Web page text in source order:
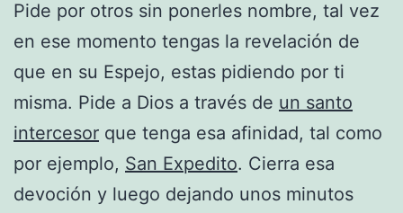
Pide por otros sin ponerles nombre, tal vez
en ese momento tengas la revelación de
que en su Espejo, estas pidiendo por ti
misma. Pide a Dios a través de un santo
intercesor que tenga esa afinidad, tal como
por ejemplo, San Expedito. Cierra esa
devoción y luego dejando unos minutos